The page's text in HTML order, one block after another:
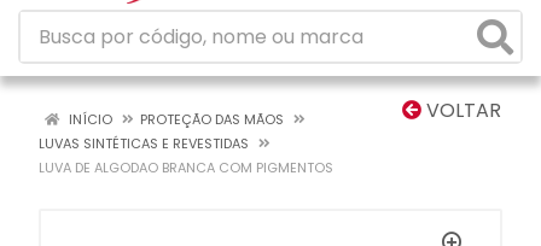
VOLTAR
INÍCIO
PROTEÇÃO DAS MÃOS
LUVAS SINTÉTICAS E REVESTIDAS
LUVA DE ALGODAO BRANCA COM PIGMENTOS